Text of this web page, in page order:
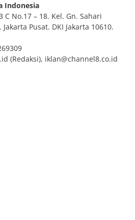
Indonesia
C No.17 – 18. Kel. Gn. Sahari
Pusat. DKI Jakarta 10610.
(Redaksi), iklan@channel8.co.id